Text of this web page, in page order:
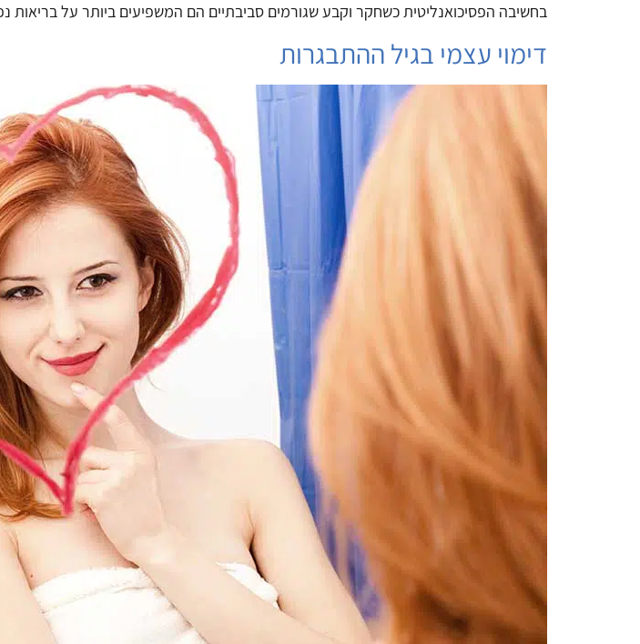
בחשיבה הפסיכואנליטית כשחקר וקבע שגורמים סביבתיים הם המשפיעים ביותר על
דימוי עצמי בגיל ההתבגרות